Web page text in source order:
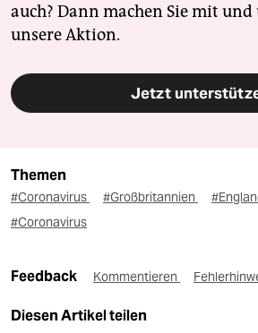
auch? Dann machen Sie mit
unsere Aktion.
Jetzt
Themen
#Coronavirus #Großbritannien
#Coronavirus
Feedback Kommentieren
Diesen Artikel teilen